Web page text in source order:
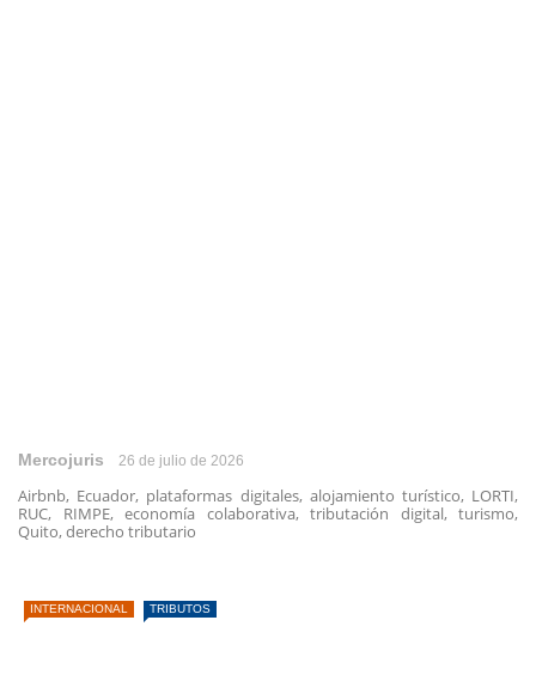
Mercojuris 26 de julio de 2026
Airbnb, Ecuador, plataformas digitales, alojamiento turístico, LORTI,
RUC, RIMPE, economía colaborativa, tributación digital, turismo,
Quito, derecho tributario
INTERNACIONAL TRIBUTOS